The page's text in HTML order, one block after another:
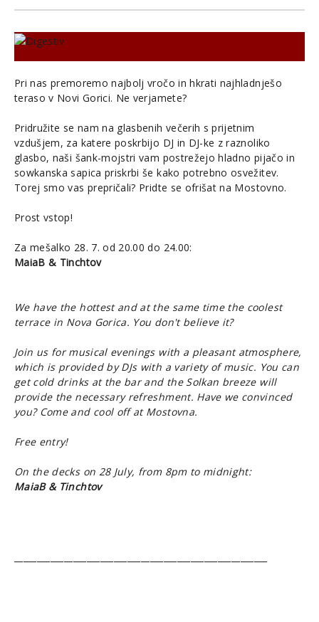
Pri nas premoremo najbolj vročo in hkrati najhladnješo
teraso v Novi Gorici. Ne verjamete?
Pridružite se nam na glasbenih večerih s prijetnim
vzdušjem, za katere poskrbijo DJ in DJ-ke z raznoliko
glasbo, naši šank-mojstri vam postrežejo hladno pijačo in
sowkanska sapica priskrbi še kako potrebno osvežitev.
Torej smo vas prepričali? Pridte se ofrišat na Mostovno.
Prost vstop!
Za mešalko 28. 7. od 20.00 do 24.00:
MaiaB & Tinchtov
We have the hottest and at the same time the coolest
terrace in Nova Gorica. You don't believe it?
Join us for musical evenings with a pleasant atmosphere,
which is provided by DJs with a variety of music. You can
get cold drinks at the bar and the Solkan breeze will
provide the necessary refreshment. Have we convinced
you? Come and cool off at Mostovna.
Free entry!
On the decks on 28 July, from 8pm to midnight:
MaiaB & Tinchtov